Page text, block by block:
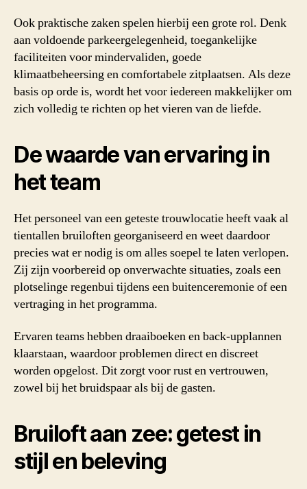
Ook praktische zaken spelen hierbij een grote rol. Denk
aan voldoende parkeergelegenheid, toegankelijke
faciliteiten voor mindervaliden, goede
klimaatbeheersing en comfortabele zitplaatsen. Als deze
basis op orde is, wordt het voor iedereen makkelijker om
zich volledig te richten op het vieren van de liefde.
De waarde van ervaring in
het team
Het personeel van een geteste trouwlocatie heeft vaak al
tientallen bruiloften georganiseerd en weet daardoor
precies wat er nodig is om alles soepel te laten verlopen.
Zij zijn voorbereid op onverwachte situaties, zoals een
plotselinge regenbui tijdens een buitenceremonie of een
vertraging in het programma.
Ervaren teams hebben draaiboeken en back-upplannen
klaarstaan, waardoor problemen direct en discreet
worden opgelost. Dit zorgt voor rust en vertrouwen,
zowel bij het bruidspaar als bij de gasten.
Bruiloft aan zee: getest in
stijl en beleving